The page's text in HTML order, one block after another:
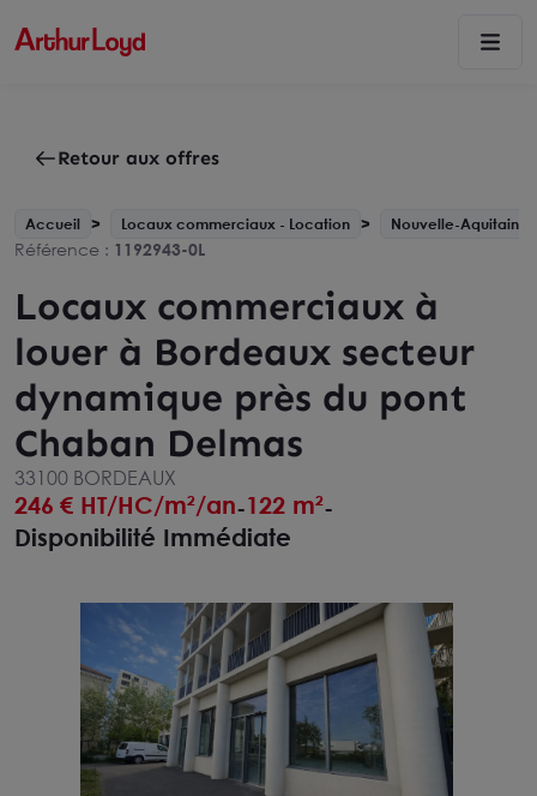
Retour aux offres
Accueil Locaux commerciaux - Location Nouvelle-Aquitaine
Référence : 1192943-0L
Locaux commerciaux à
louer à Bordeaux secteur
dynamique près du pont
Chaban Delmas
33100 BORDEAUX
246 € HT/HC/m²/an-122 m²-
Disponibilité Immédiate